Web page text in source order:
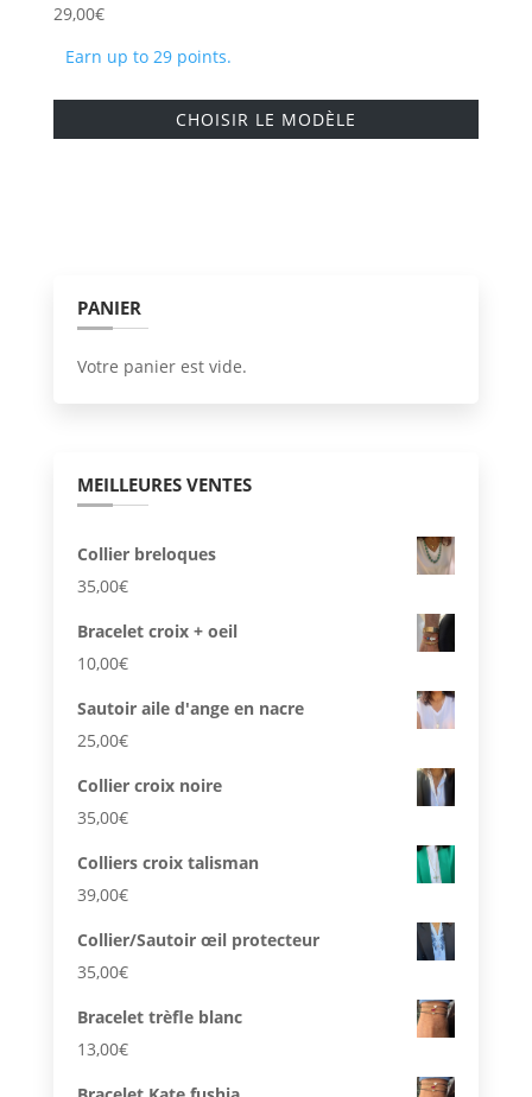
29,00€
Earn up to 29 points.
CHOISIR LE MODÈLE
Ce
PANIER
Votre panier est vide.
MEILLEURES VENTES
Collier breloques
35,00€
Bracelet croix + oeil
10,00€
Sautoir aile d'ange en nacre
25,00€
Collier croix noire
35,00€
Colliers croix talisman
39,00€
Collier/Sautoir œil protecteur
35,00€
Bracelet trèfle blanc
13,00€